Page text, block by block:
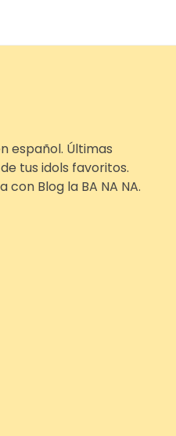
español. Últimas
tus idols favoritos.
con Blog la BA NA NA.